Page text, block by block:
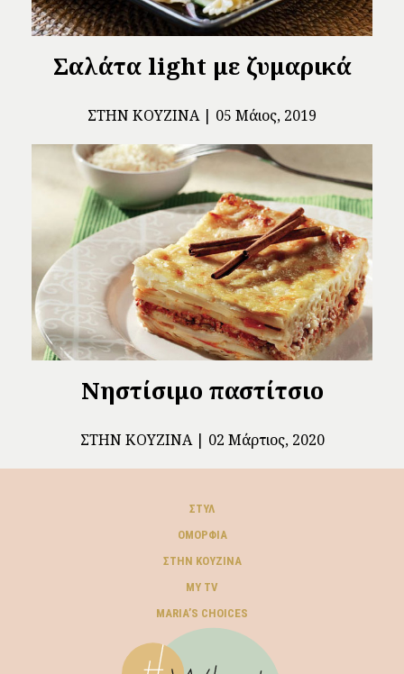
Σαλάτα light με ζυμαρικά
ΣΤΗΝ ΚΟΥΖΊΝΑ 05 Μάιος, 2019
Νηστίσιμο παστίτσιο
ΣΤΗΝ ΚΟΥΖΊΝΑ 02 Μάρτιος, 2020
ΣΤΥΛ
ΟΜΟΡΦΙΆ
ΣΤΗΝ ΚΟΥΖΊΝΑ
MY TV
ΜARIA’S CHOICES